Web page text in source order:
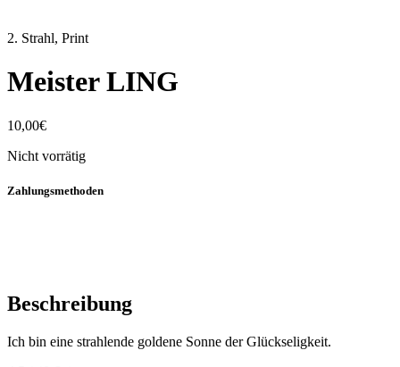
2. Strahl, Print
Meister LING
10,00€
Nicht vorrätig
Zahlungsmethoden
Beschreibung
Ich bin eine strahlende goldene Sonne der Glückseligkeit.